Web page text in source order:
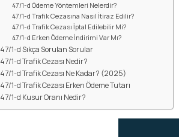
47/1-d Ödeme Yöntemleri Nelerdir?
47/1-d Trafik Cezasına Nasıl İtiraz Edilir?
47/1-d Trafik Cezası İptal Edilebilir Mi?
47/1-d Erken Ödeme İndirimi Var Mı?
47/1-d Sıkça Sorulan Sorular
47/1-d Trafik Cezası Nedir?
47/1-d Trafik Cezası Ne Kadar? (2025)
47/1-d Trafik Cezası Erken Ödeme Tutarı
47/1-d Kusur Oranı Nedir?